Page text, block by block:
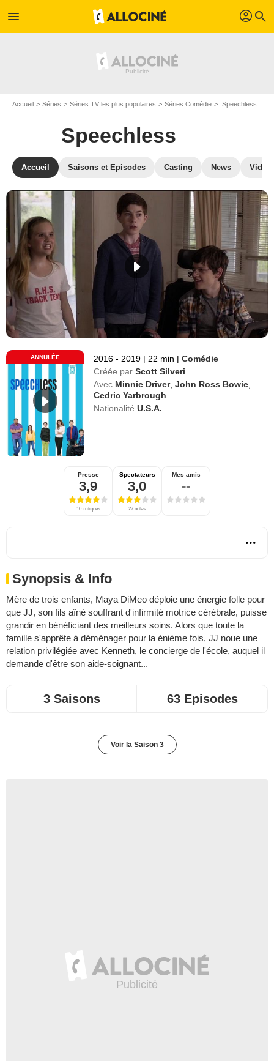
menu profil search
Accueil Séries Séries TV les plus populaires Séries Comédie Speechless
Speechless
Accueil Saisons et Episodes Casting News
ANNULÉE 2016 - 2019 | 22 min | Comédie
Créée par Scott Silveri
Avec Minnie Driver,John Ross Bowie
Cedric Yarbrough
Nationalité U.S.A.
Presse
3,9
10 critiques
Spectateurs
3,0
27 notes
Mes amis
--
Synopsis & Info
Mère de trois enfants, Maya DiMeo déploie une énergie folle pour
que JJ, son fils aîné souffrant d'infirmité motrice cérébrale, puisse
grandir en bénéficiant des meilleurs soins. Alors que toute la
famille s'apprête à déménager pour la énième fois, JJ noue une
relation privilégiée avec Kenneth, le concierge de l'école, auquel il
demande d'être son aide-soignant...
3 Saisons 63 Episodes
Voir la Saison 3